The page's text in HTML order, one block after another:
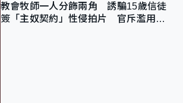
教會牧師一人分飾兩角 誘騙15歲信徒
簽「主奴契約」性侵拍片 官斥濫用教